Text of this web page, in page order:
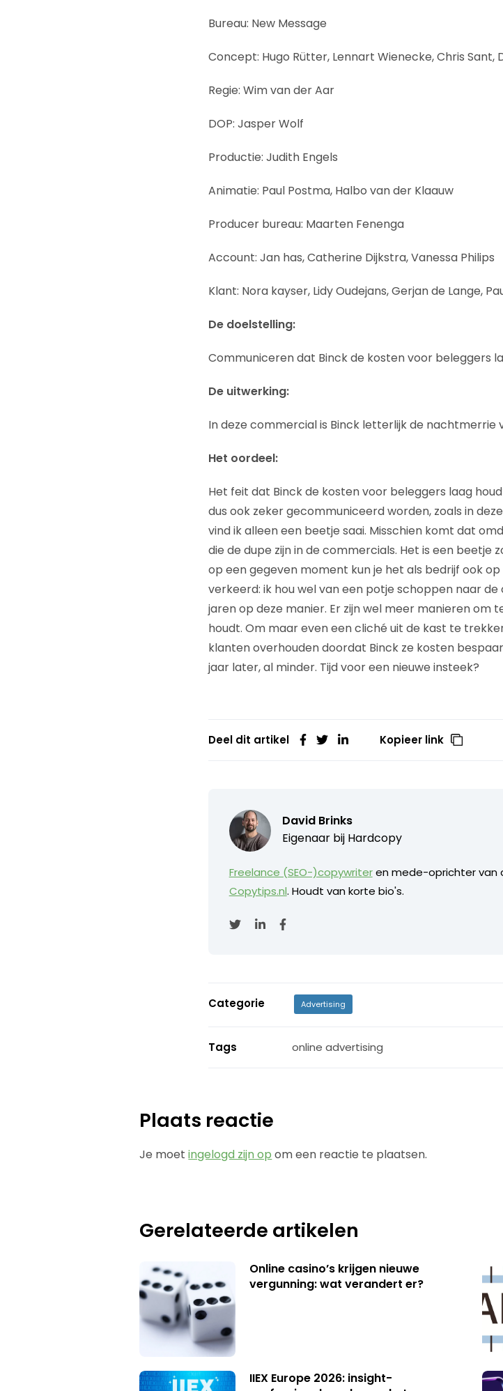
Bureau: New Message
Concept: Hugo Rütter, Lennart Wienecke, Chris Sant,
Regie: Wim van der Aar
DOP: Jasper Wolf
Productie: Judith Engels
Animatie: Paul Postma, Halbo van der Klaauw
Producer bureau: Maarten Fenenga
Account: Jan has, Catherine Dijkstra, Vanessa Philips
Klant: Nora kayser, Lidy Oudejans, Gerjan de Lange,
De doelstelling:
Communiceren dat Binck de kosten voor beleggers
De uitwerking:
In deze commercial is Binck letterlijk de nachtmerrie
Het oordeel:
Het feit dat Binck de kosten voor beleggers laag
dus ook zeker gecommuniceerd worden, zoals in
vind ik alleen een beetje saai. Misschien komt dat
die de dupe zijn in de commercials. Het is een beetje
op een gegeven moment kun je het als bedrijf ook
verkeerd: ik hou wel van een potje schoppen naar
jaren op deze manier. Er zijn wel meer manieren om
houdt. Om maar even een cliché uit de kast te
klanten overhouden doordat Binck ze kosten
jaar later, al minder. Tijd voor een nieuwe insteek?
Deel dit artikel Kopieer link
David Brinks
Eigenaar bij Hardcopy
Freelance (SEO-)copywriteren mede-oprichter van
Copytips.nl. Houdt van korte bio's.
Categorie Advertising
Tags online advertising
Plaats reactie
Je moetingelogd zijn op om een reactie te plaatsen.
Gerelateerde artikelen
Online casino’s krijgen nieuwe
vergunning: wat verandert er?
IIEX Europe 2026: insight-